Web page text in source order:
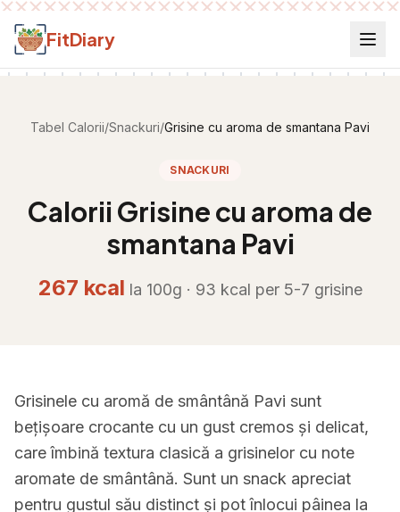
Salt la conținut
FitDiary
Tabel Calorii/Snackuri/Grisine cu aroma de smantana Pavi
SNACKURI
Calorii Grisine cu aroma de
smantana Pavi
267 kcal la 100g · 93 kcal per 5-7 grisine
Grisinele cu aromă de smântână Pavi sunt
bețișoare crocante cu un gust cremos și delicat,
care îmbină textura clasică a grisinelor cu note
aromate de smântână. Sunt un snack apreciat
pentru gustul său distinct și pot înlocui pâinea la